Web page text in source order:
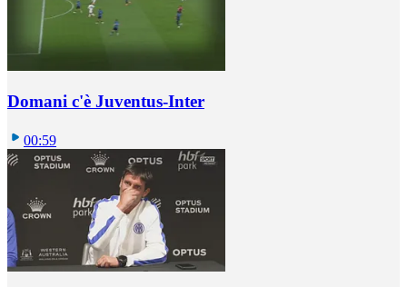
Domani c'è Juventus-Inter
00:59